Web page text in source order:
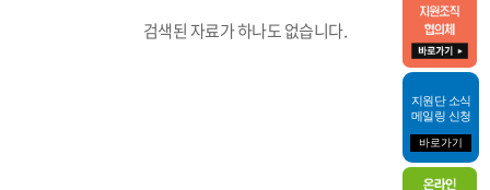
검색된 자료가 하나도 없습니다.
지원단 소식
메일링 신청
바로가기